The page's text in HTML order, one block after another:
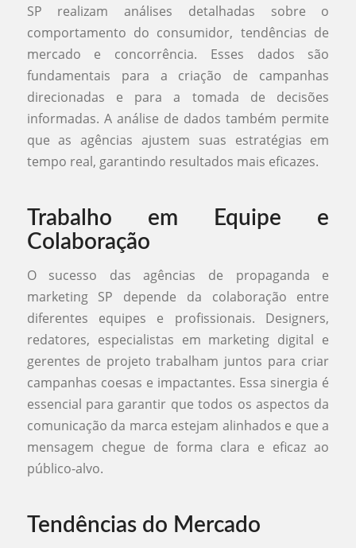
SP realizam análises detalhadas sobre o
comportamento do consumidor, tendências de
mercado e concorrência. Esses dados são
fundamentais para a criação de campanhas
direcionadas e para a tomada de decisões
informadas. A análise de dados também permite
que as agências ajustem suas estratégias em
tempo real, garantindo resultados mais eficazes.
Trabalho em Equipe e
Colaboração
O sucesso das agências de propaganda e
marketing SP depende da colaboração entre
diferentes equipes e profissionais. Designers,
redatores, especialistas em marketing digital e
gerentes de projeto trabalham juntos para criar
campanhas coesas e impactantes. Essa sinergia é
essencial para garantir que todos os aspectos da
comunicação da marca estejam alinhados e que a
mensagem chegue de forma clara e eficaz ao
público-alvo.
Tendências do Mercado